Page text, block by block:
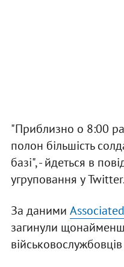
"Приблизно о 8:00
полон більшість
базі", - йдеться в
угруповання у
За даними
загинули